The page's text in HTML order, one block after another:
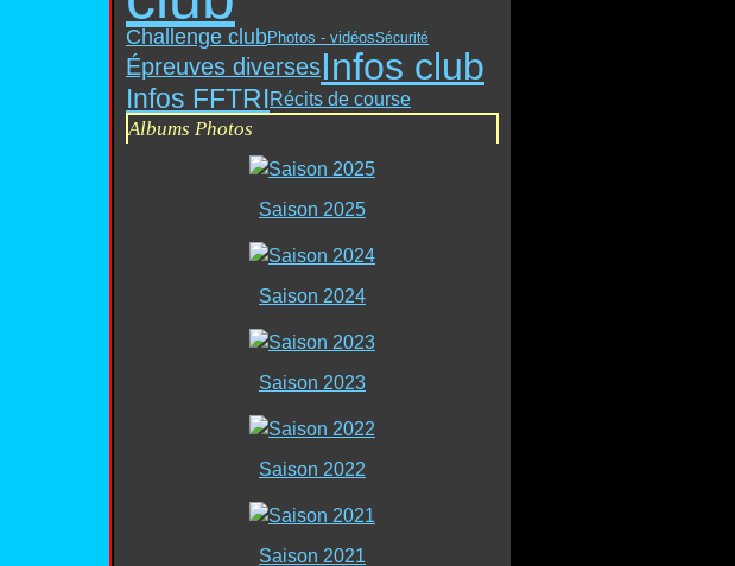
Challenge clubPhotos - vidéosSécurité
Épreuves diversesInfos club
Infos FFTRIRécits de course
Albums Photos
Saison 2025
Saison 2024
Saison 2023
Saison 2022
Saison 2021